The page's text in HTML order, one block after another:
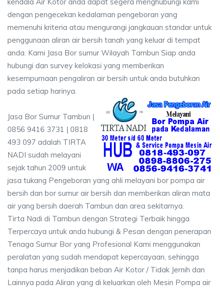
dengan pengecekan kedalaman pengeboran yang
memenuhi kriteria atau mengurangi jangkauan standar untuk
penggunaan aliran air bersih tanah yang keluar di tempat
anda. Kami Jasa Bor sumur Wilayah Tambun Siap anda
hubungi dan survey kelokasi yang memberikan
kesempurnaan pengaliran air bersih untuk anda butuhkan
pada setiap harinya.
Jasa Bor Sumur Tambun |
0856 9416 3731 | 0818
493 097 adalah TIRTA
NADI sudah melayani
sejak tahun 2009 untuk
jasa tukang Pengeboran yang ahli melayani bor pompa air
bersih dan bor sumur air bersih dan memberikan aliran mata
air yang bersih daerah Tambun dan area sekitarnya.
Tirta Nadi di Tambun dengan Strategi Terbaik hingga
Terpercaya untuk anda hubungi & Pesan dengan penerapan
Tenaga Sumur Bor yang Profesional Kami menggunakan
peralatan yang sudah mendapat kepercayaan, sehingga
tanpa harus menjadikan beban Air Kotor / Tidak Jernih dan
Lainnya pada Aliran yang di keluarkan oleh Mesin Pompa air